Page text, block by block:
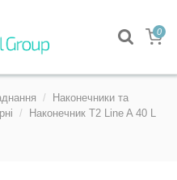
0
Наконечники та
Наконечник T2 Line A 40 L